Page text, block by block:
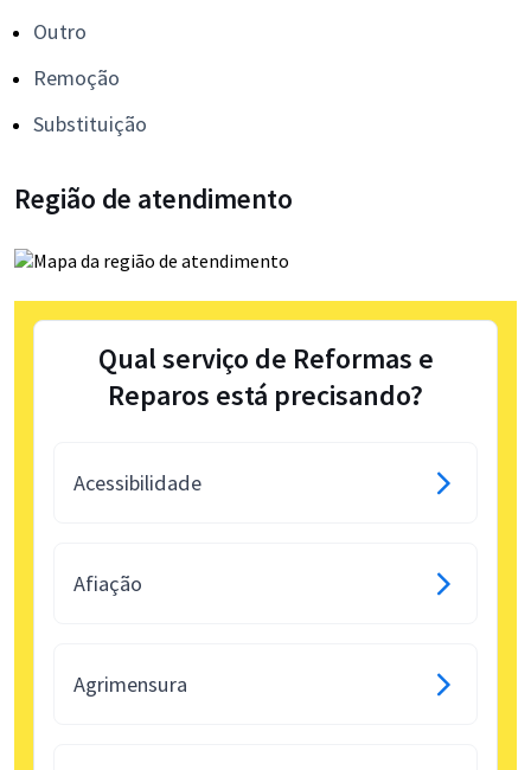
Outro
Remoção
Substituição
Região de atendimento
Qual serviço de Reformas e
Reparos está precisando?
Acessibilidade
Afiação
Agrimensura